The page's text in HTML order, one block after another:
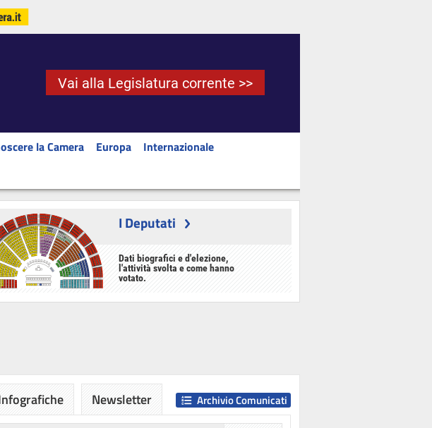
Vai alla Legislatura corrente >>
la Camera Europa
Internazionale
I Deputati
Dati biografici e d'elezione,
l'attività svolta e come hanno
votato.
Archivio Comunicati
Newsletter